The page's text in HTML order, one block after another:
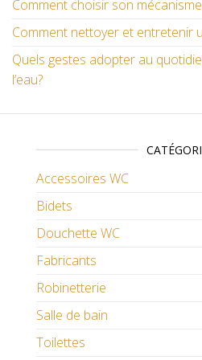
Comment choisir son
Comment nettoyer et entretenir
Quels gestes adopter au
l’eau?
Accessoires WC
Bidets
Douchette WC
Fabricants
Robinetterie
Salle de bain
Toilettes